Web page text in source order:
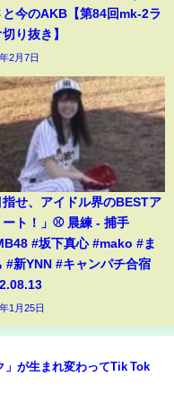
と今のAKB【第84回mk-2ラ
り抜き】
2月7日
指せ、アイドル界のBESTア
ート！」⚾️ 晨練 - 捕手
#坂下真心 #mako #ま
#新YNN #キャンパチ合宿
1月25日
」が生まれ変わってTik Tok